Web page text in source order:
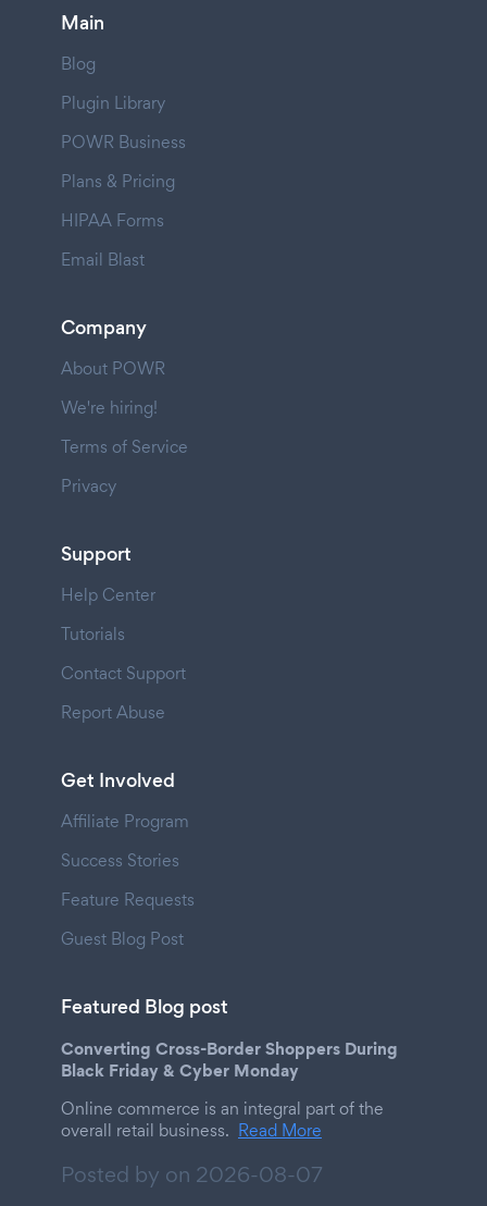
Main
Blog
Plugin Library
POWR Business
Plans & Pricing
HIPAA Forms
Email Blast
Company
About POWR
We're hiring!
Terms of Service
Privacy
Support
Help Center
Tutorials
Contact Support
Report Abuse
Get Involved
Affiliate Program
Success Stories
Feature Requests
Guest Blog Post
Featured Blog post
Converting Cross-Border Shoppers During
Black Friday & Cyber Monday
Online commerce is an integral part of the
overall retail business. Read More
Posted by on 2026-08-07